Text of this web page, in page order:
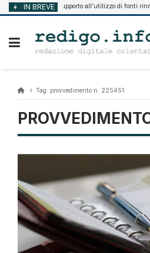
Vai
al
IN BREVE
Agosto 7, 2026 Supporto all’utilizzo di fonti
Tag: provvedimento n. 225451